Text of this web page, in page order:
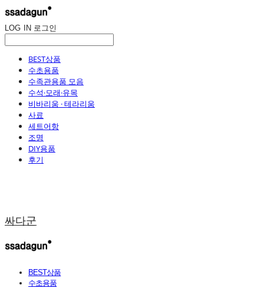
LOG IN 로그인
BEST상품
수초용품
수족관용품 모음
수석·모래·유목
비바리움 · 테라리움
사료
세트어항
조명
DIY용품
후기
싸다군
BEST상품
수초용품